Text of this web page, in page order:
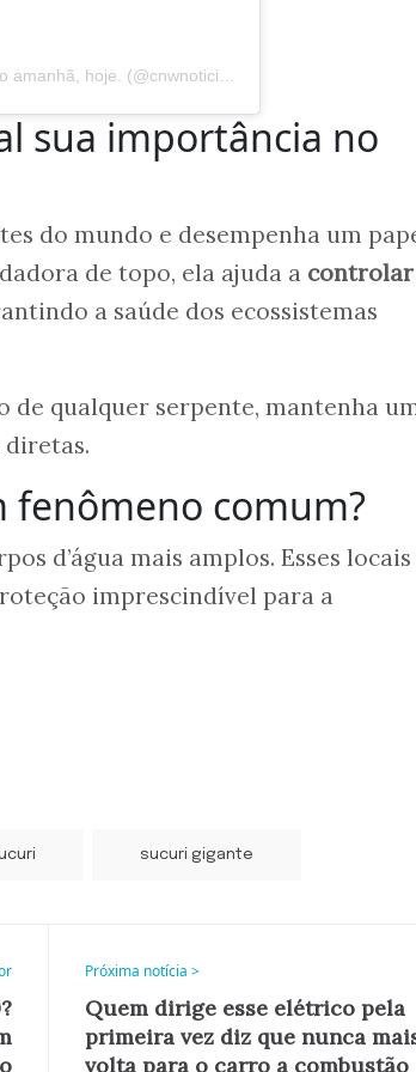
Uma publicação compartilhada por Conectando o amanhã, hoje. (@cnwnoticias)
sua importância no
do mundo e desempenha um
de topo, ela ajuda a controlar
a saúde dos ecossistemas
de qualquer serpente, mantenha
fenômeno comum?
d’água mais amplos. Esses locais
imprescindível para a
sucuri gigante
Próxima notícia >
Quem dirige esse elétrico pela
primeira vez diz que nunca
volta para o carro a combustão